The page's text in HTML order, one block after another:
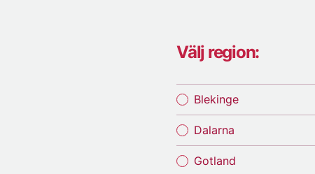
Välj region:
Blekinge
Dalarna
Gotland